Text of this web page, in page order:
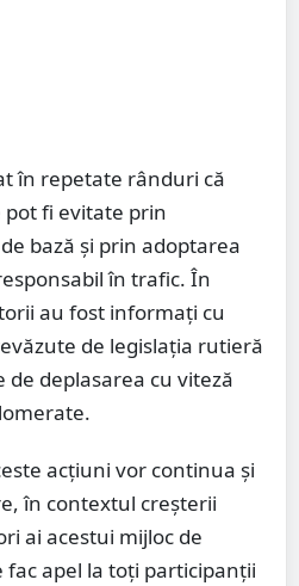
în repetate rânduri că
fi evitate prin
bază și prin adoptarea
în trafic. În
au fost informați cu
de legislația rutieră
de deplasarea cu viteză
acțiuni vor continua și
în contextul creșterii
ai acestui mijloc de
apel la toți participanții